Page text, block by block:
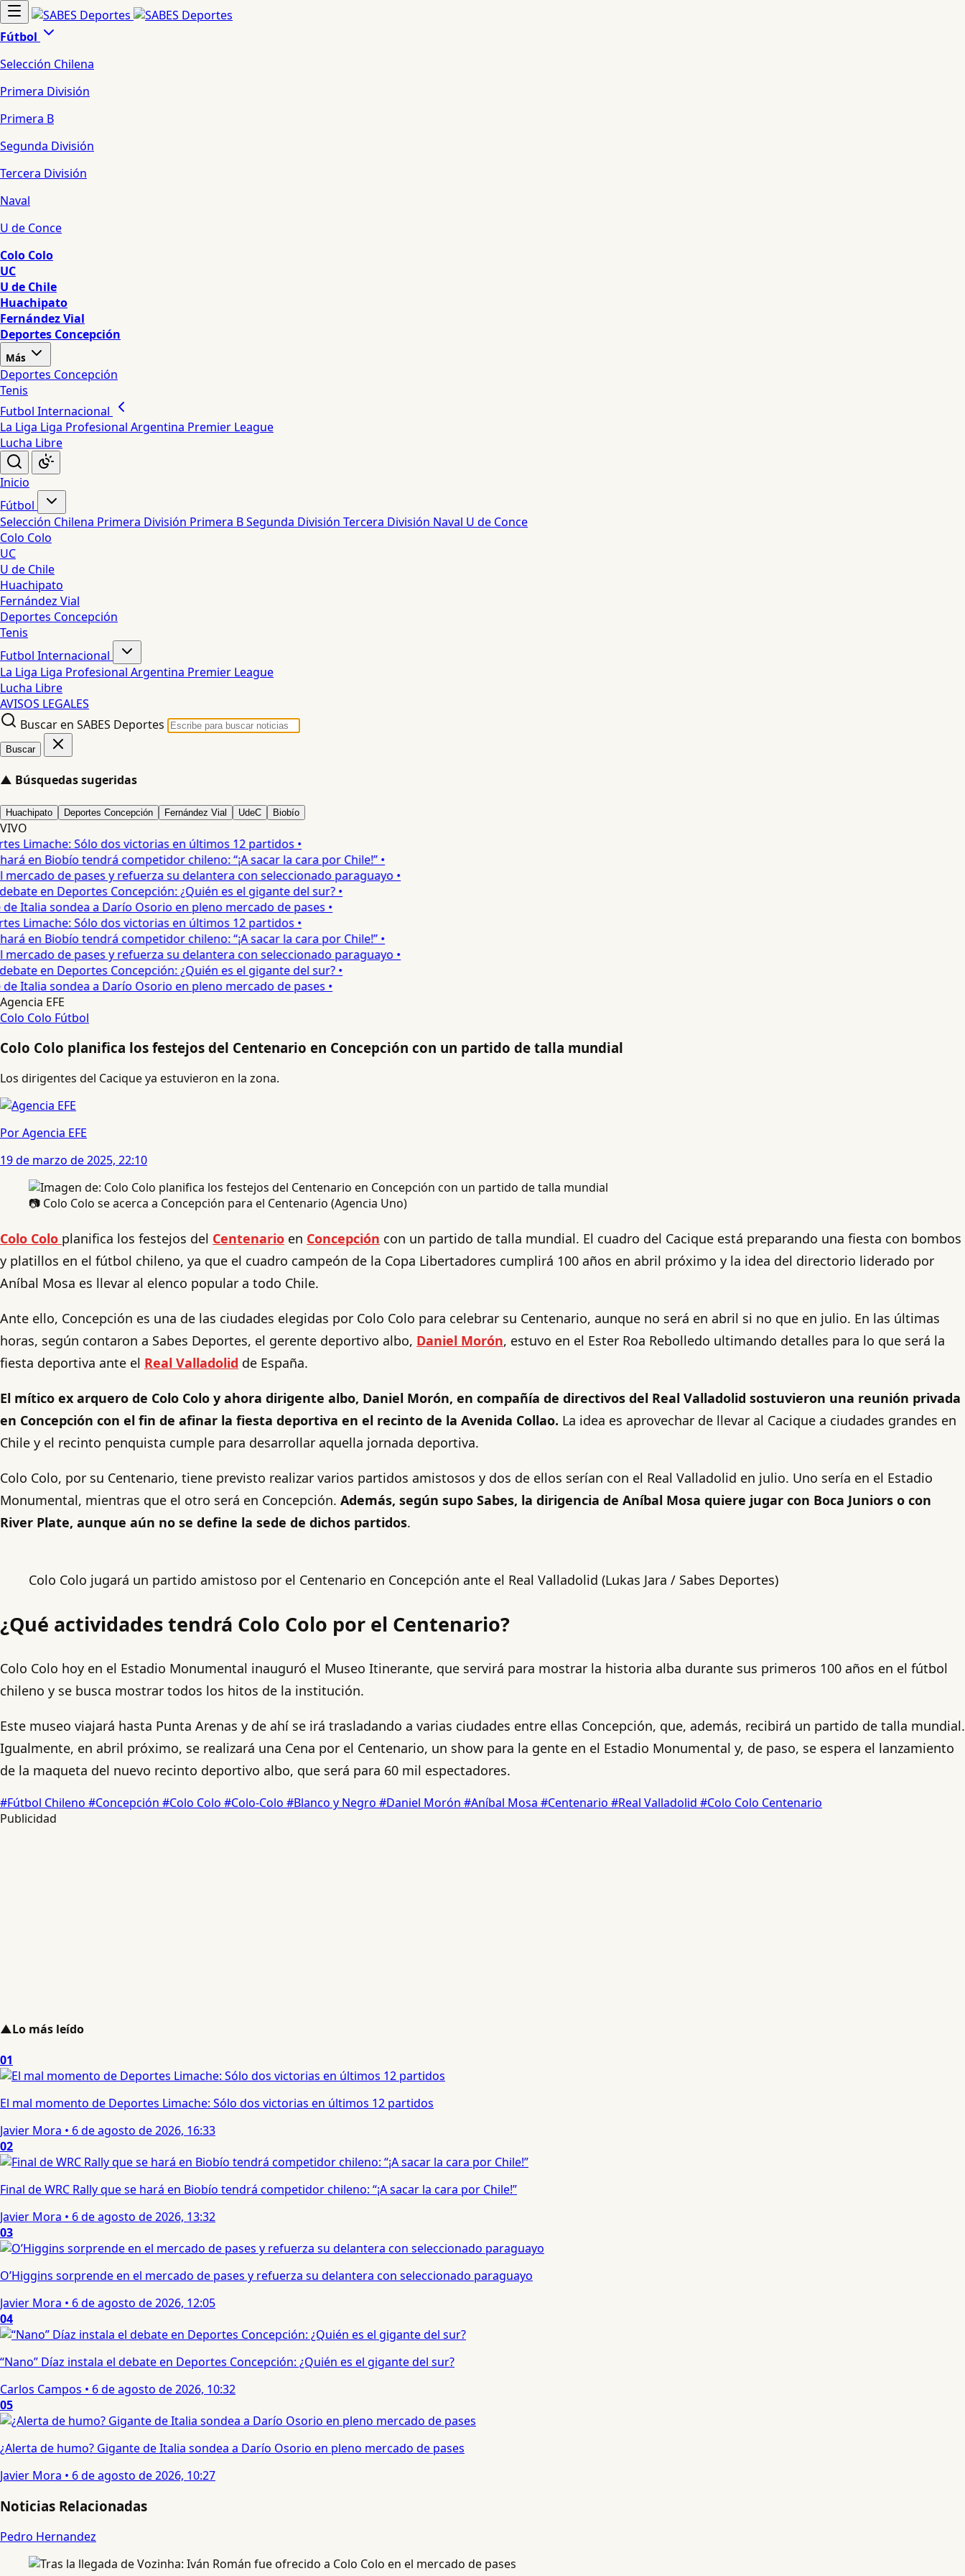
Fútbol
Selección Chilena
Primera División
Primera B
Segunda División
Tercera División
Naval
U de Conce
Colo Colo
UC
U de Chile
Huachipato
Fernández Vial
Deportes Concepción
Más
Deportes Concepción
Tenis
Futbol Internacional
La Liga Liga Profesional Argentina Premier League
Lucha Libre
Inicio
Fútbol
Selección Chilena Primera División Primera BSegunda División Tercera División Naval U de Conce
Colo Colo
UC
U de Chile
Huachipato
Fernández Vial
Deportes Concepción
Tenis
Futbol Internacional
La Liga Liga Profesional Argentina Premier League
Lucha Libre
AVISOS LEGALES
Buscar en SABES Deportes
Buscar
▲ Búsquedas sugeridas
Huachipato Deportes Concepción Fernández Vial UdeC Biobío
VIVO
Limache: Sólo dos victorias en últimos 12 partidos •
en Biobío tendrá competidor chileno: “¡A sacar la cara por Chile!” •
de pases y refuerza su delantera con seleccionado paraguayo •
en Deportes Concepción: ¿Quién es el gigante del sur? •
Italia sondea a Darío Osorio en pleno mercado de pases •
Limache: Sólo dos victorias en últimos 12 partidos •
en Biobío tendrá competidor chileno: “¡A sacar la cara por Chile!” •
de pases y refuerza su delantera con seleccionado paraguayo •
en Deportes Concepción: ¿Quién es el gigante del sur? •
Italia sondea a Darío Osorio en pleno mercado de pases •
Agencia EFE
Colo Colo Fútbol
Colo Colo planifica los festejos del Centenario en Concepción con un partido de talla mundial
Los dirigentes del Cacique ya estuvieron en la zona.
Por Agencia EFE
19 de marzo de 2025, 22:10
📷 Colo Colo se acerca a Concepción para el Centenario (Agencia Uno)
Colo Colo planifica los festejos del Centenario en Concepción con un partido de talla mundial. El cuadro del Cacique está preparando una fiesta con bombos
y platillos en el fútbol chileno, ya que el cuadro campeón de la Copa Libertadores cumplirá 100 años en abril próximo y la idea del directorio liderado por
Aníbal Mosa es llevar al elenco popular a todo Chile.
Ante ello, Concepción es una de las ciudades elegidas por Colo Colo para celebrar su Centenario, aunque no será en abril si no que en julio. En las últimas
horas, según contaron a Sabes Deportes, el gerente deportivo albo, Daniel Morón, estuvo en el Ester Roa Rebolledo ultimando detalles para lo que será la
fiesta deportiva ante el Real Valladolid de España.
El mítico ex arquero de Colo Colo y ahora dirigente albo, Daniel Morón, en compañía de directivos del Real Valladolid sostuvieron una reunión privada
en Concepción con el fin de afinar la fiesta deportiva en el recinto de la Avenida Collao. La idea es aprovechar de llevar al Cacique a ciudades grandes en
Chile y el recinto penquista cumple para desarrollar aquella jornada deportiva.
Colo Colo, por su Centenario, tiene previsto realizar varios partidos amistosos y dos de ellos serían con el Real Valladolid en julio. Uno sería en el Estadio
Monumental, mientras que el otro será en Concepción. Además, según supo Sabes, la dirigencia de Aníbal Mosa quiere jugar con Boca Juniors o con
River Plate, aunque aún no se define la sede de dichos partidos.
Colo Colo jugará un partido amistoso por el Centenario en Concepción ante el Real Valladolid (Lukas Jara / Sabes Deportes)
¿Qué actividades tendrá Colo Colo por el Centenario?
Colo Colo hoy en el Estadio Monumental inauguró el Museo Itinerante, que servirá para mostrar la historia alba durante sus primeros 100 años en el fútbol
chileno y se busca mostrar todos los hitos de la institución.
Este museo viajará hasta Punta Arenas y de ahí se irá trasladando a varias ciudades entre ellas Concepción, que, además, recibirá un partido de talla mundial.
Igualmente, en abril próximo, se realizará una Cena por el Centenario, un show para la gente en el Estadio Monumental y, de paso, se espera el lanzamiento
de la maqueta del nuevo recinto deportivo albo, que será para 60 mil espectadores.
#Fútbol Chileno #Concepción #Colo Colo #Colo-Colo #Blanco y Negro #Daniel Morón #Aníbal Mosa #Centenario #Real Valladolid #Colo Colo Centenario
Publicidad
▲Lo más leído
01
El mal momento de Deportes Limache: Sólo dos victorias en últimos 12 partidos
Javier Mora • 6 de agosto de 2026, 16:33
02
Final de WRC Rally que se hará en Biobío tendrá competidor chileno: “¡A sacar la cara por Chile!”
Javier Mora • 6 de agosto de 2026, 13:32
03
O’Higgins sorprende en el mercado de pases y refuerza su delantera con seleccionado paraguayo
Javier Mora • 6 de agosto de 2026, 12:05
04
“Nano” Díaz instala el debate en Deportes Concepción: ¿Quién es el gigante del sur?
Carlos Campos • 6 de agosto de 2026, 10:32
05
¿Alerta de humo? Gigante de Italia sondea a Darío Osorio en pleno mercado de pases
Javier Mora • 6 de agosto de 2026, 10:27
Noticias Relacionadas
Pedro Hernandez